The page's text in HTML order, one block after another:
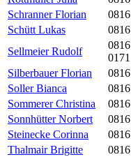
Schranner Florian
Schütt Lukas
Sellmeier Rudolf
Silberbauer Florian
Soller Bianca
Sommerer Christina
Sonnhütter Norbert
Steinecke Corinna
Thalmair Brigitte